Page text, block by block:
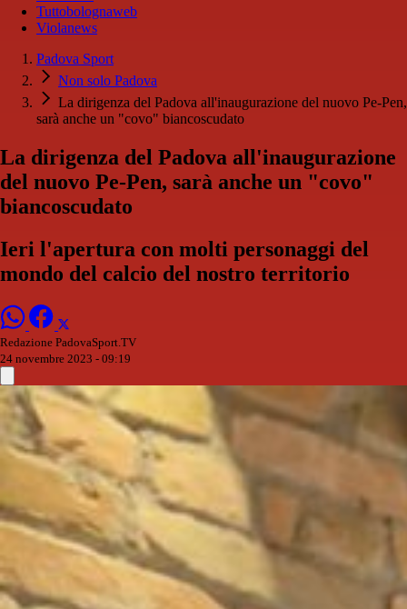
Tuttobolognaweb
Violanews
Padova Sport
Non solo Padova
La dirigenza del Padova all'inaugurazione del nuovo Pe-Pen,
sarà anche un "covo" biancoscudato
La dirigenza del Padova all'inaugurazione
del nuovo Pe-Pen, sarà anche un "covo"
biancoscudato
Ieri l'apertura con molti personaggi del
mondo del calcio del nostro territorio
Redazione PadovaSport.TV
24 novembre 2023 - 09:19